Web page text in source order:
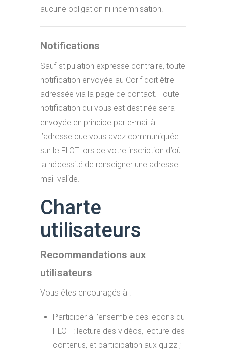
aucune obligation ni indemnisation.
Notifications
Sauf stipulation expresse contraire, toute
notification envoyée au Corif doit être
adressée via la page de contact. Toute
notification qui vous est destinée sera
envoyée en principe par e-mail à
l’adresse que vous avez communiquée
sur le FLOT lors de votre inscription d’où
la nécessité de renseigner une adresse
mail valide.
Charte
utilisateurs
Recommandations aux
utilisateurs
Vous êtes encouragés à :
Participer à l’ensemble des leçons du
FLOT : lecture des vidéos, lecture des
contenus, et participation aux quizz ;